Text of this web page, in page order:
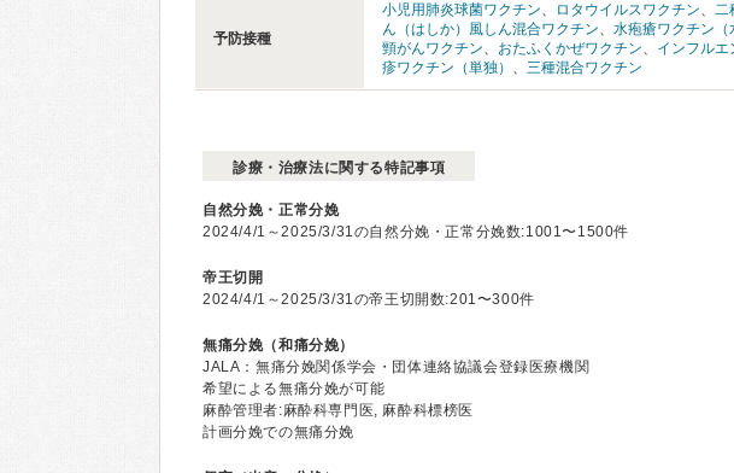
予防接種
小児用肺炎球菌ワクチン、 ロタウイルスワクチン、 二
ん（はしか）風しん混合ワクチン、 水疱瘡ワクチン（
頸がんワクチン、 おたふくかぜワクチン、 インフルエ
疹ワクチン（単独） 、 三種混合ワクチン
診療・治療法に関する特記事項
自然分娩・正常分娩
2024/4/1～2025/3/31の自然分娩・正常分娩数:1001〜1500件
帝王切開
2024/4/1～2025/3/31の帝王切開数:201〜300件
無痛分娩（和痛分娩）
JALA：無痛分娩関係学会・団体連絡協議会登録医療機関
希望による無痛分娩が可能
麻酔管理者:麻酔科専門医, 麻酔科標榜医
計画分娩での無痛分娩